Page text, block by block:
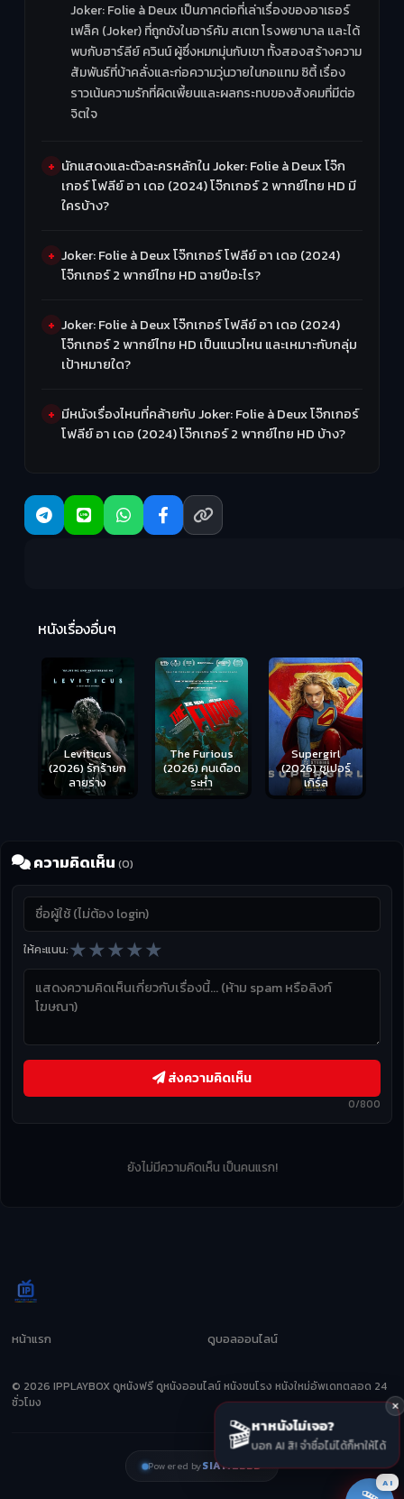
Joker: Folie à Deux เป็นภาคต่อที่เล่าเรื่องของอาเธอร์
เฟล็ค (Joker) ที่ถูกขังในอาร์คัม สเตท โรงพยาบาล และได้
พบกับฮาร์ลีย์ ควินน์ ผู้ซึ่งหมกมุ่นกับเขา ทั้งสองสร้างความ
สัมพันธ์ที่บ้าคลั่งและก่อความวุ่นวายในกอแทม ซิตี้ เรื่อง
ราวเน้นความรักที่ผิดเพี้ยนและผลกระทบของสังคมที่มีต่อ
จิตใจ
นักแสดงและตัวละครหลักใน Joker: Folie à Deux โจ๊ก
เกอร์ โฟลีย์ อา เดอ (2024) โจ๊กเกอร์ 2 พากย์ไทย HD มี
ใครบ้าง?
Joker: Folie à Deux โจ๊กเกอร์ โฟลีย์ อา เดอ (2024)
โจ๊กเกอร์ 2 พากย์ไทย HD ฉายปีอะไร?
Joker: Folie à Deux โจ๊กเกอร์ โฟลีย์ อา เดอ (2024)
โจ๊กเกอร์ 2 พากย์ไทย HD เป็นแนวไหน และเหมาะกับกลุ่ม
เป้าหมายใด?
มีหนังเรื่องไหนที่คล้ายกับ Joker: Folie à Deux โจ๊กเกอร์
โฟลีย์ อา เดอ (2024) โจ๊กเกอร์ 2 พากย์ไทย HD บ้าง?
หนังเรื่องอื่นๆ
Leviticus
(2026) รักร้ายก
ลายร่าง
The Furious
(2026) คนเดือด
ระห่ำ
Supergirl
(2026) ซูเปอร์
เกิร์ล
ความคิดเห็น (0)
ให้คะแนน:★★★★★
0/800
ส่งความคิดเห็น
ยังไม่มีความคิดเห็น เป็นคนแรก!
หน้าแรก ดูบอลออนไลน์
© 2026 IPPLAYBOX ดูหนังฟรี ดูหนังออนไลน์ หนังชนโรง หนังใหม่อัพเดทตลอด 24
ชั่วโมง
Powered bySIAMZEED
🎬หาหนังไม่เจอ?
บอก AI สิ! จำชื่อไม่ได้ก็หาให้ได้
AI